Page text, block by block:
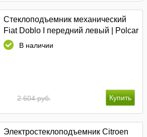
Стеклоподъемник механический
Fiat Doblo I передний левый | Polcar
В наличии
2 604 руб.
Электростеклоподъемник Citroen